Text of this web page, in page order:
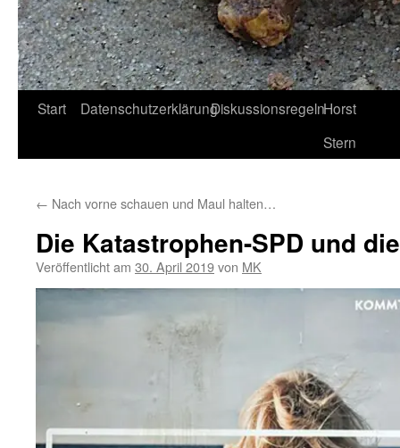
Start DatenschutzerklärungDiskussionsregelnHorst
Stern
← Nach vorne schauen und Maul halten…
Die Katastrophen-SPD und
Veröffentlicht am 30. April 2019von MK